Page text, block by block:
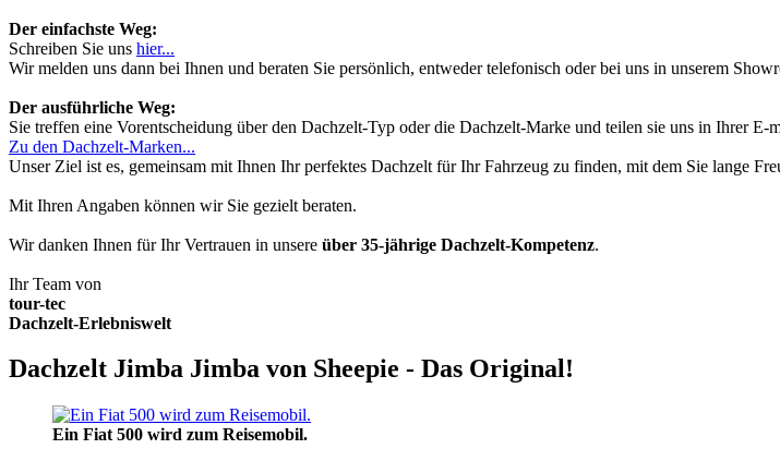
Der einfachste Weg:
Schreiben Sie uns hier...
Wir melden uns dann bei Ihnen und beraten Sie persönlich, entweder telefonisch oder bei uns in unserem
Der ausführliche Weg:
Sie treffen eine Vorentscheidung über den Dachzelt-Typ oder die Dachzelt-Marke und teilen sie uns in Ihrer E-
Zu den Dachzelt-Marken...
Unser Ziel ist es, gemeinsam mit Ihnen Ihr perfektes Dachzelt für Ihr Fahrzeug zu finden, mit dem Sie lange
Mit Ihren Angaben können wir Sie gezielt beraten.
Wir danken Ihnen für Ihr Vertrauen in unsere über 35-jährige Dachzelt-Kompetenz.
Ihr Team von
tour-tec
Dachzelt-Erlebniswelt
Dachzelt Jimba Jimba von Sheepie - Das Original!
Ein Fiat 500 wird zum Reisemobil.